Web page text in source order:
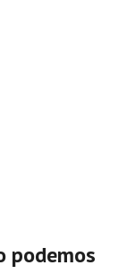
podemos